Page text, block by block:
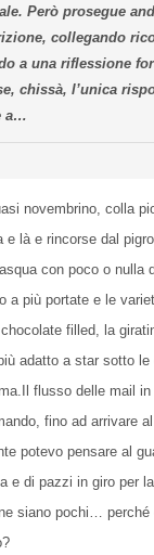
Però prosegue
collegando
a una riflessione
chissà, l’unica
a…
novembrino, colla
e là e rincorse dal
con poco o nulla
a più portate e le
filled, la
adatto a star sotto le
flusso delle mail
fino ad arrivare
potevo pensare al
e di pazzi in giro per
siano pochi… perché